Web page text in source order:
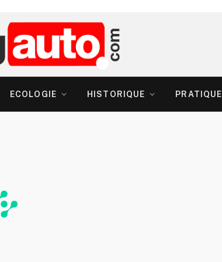
ECOLOGIE HISTORIQUE PRATIQUE